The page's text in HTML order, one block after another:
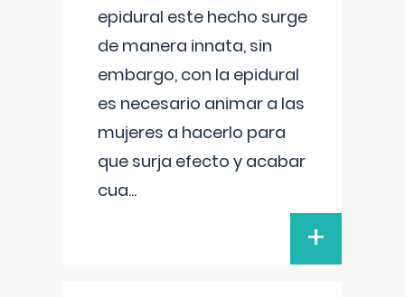
epidural este hecho surge
de manera innata, sin
embargo, con la epidural
es necesario animar a las
mujeres a hacerlo para
que surja efecto y acabar
cua...
+